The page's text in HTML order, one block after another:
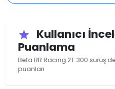
star
Kullanıcı
Puanlama
Beta RR Racing 2T 300 sürüş
puanları